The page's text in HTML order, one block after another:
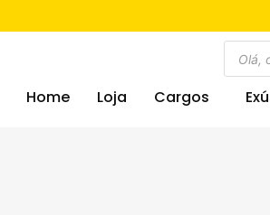
Home Loja Cargos